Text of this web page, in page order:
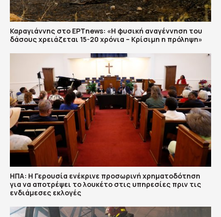
Καραγιάννης στο ΕΡΤnews: «Η φυσική αναγέννηση του
δάσους χρειάζεται 15-20 χρόνια – Κρίσιμη η πρόληψη»
ΗΠΑ: Η Γερουσία ενέκρινε προσωρινή χρηματοδότηση
για να αποτρέψει το λουκέτο στις υπηρεσίες πριν τις
ενδιάμεσες εκλογές